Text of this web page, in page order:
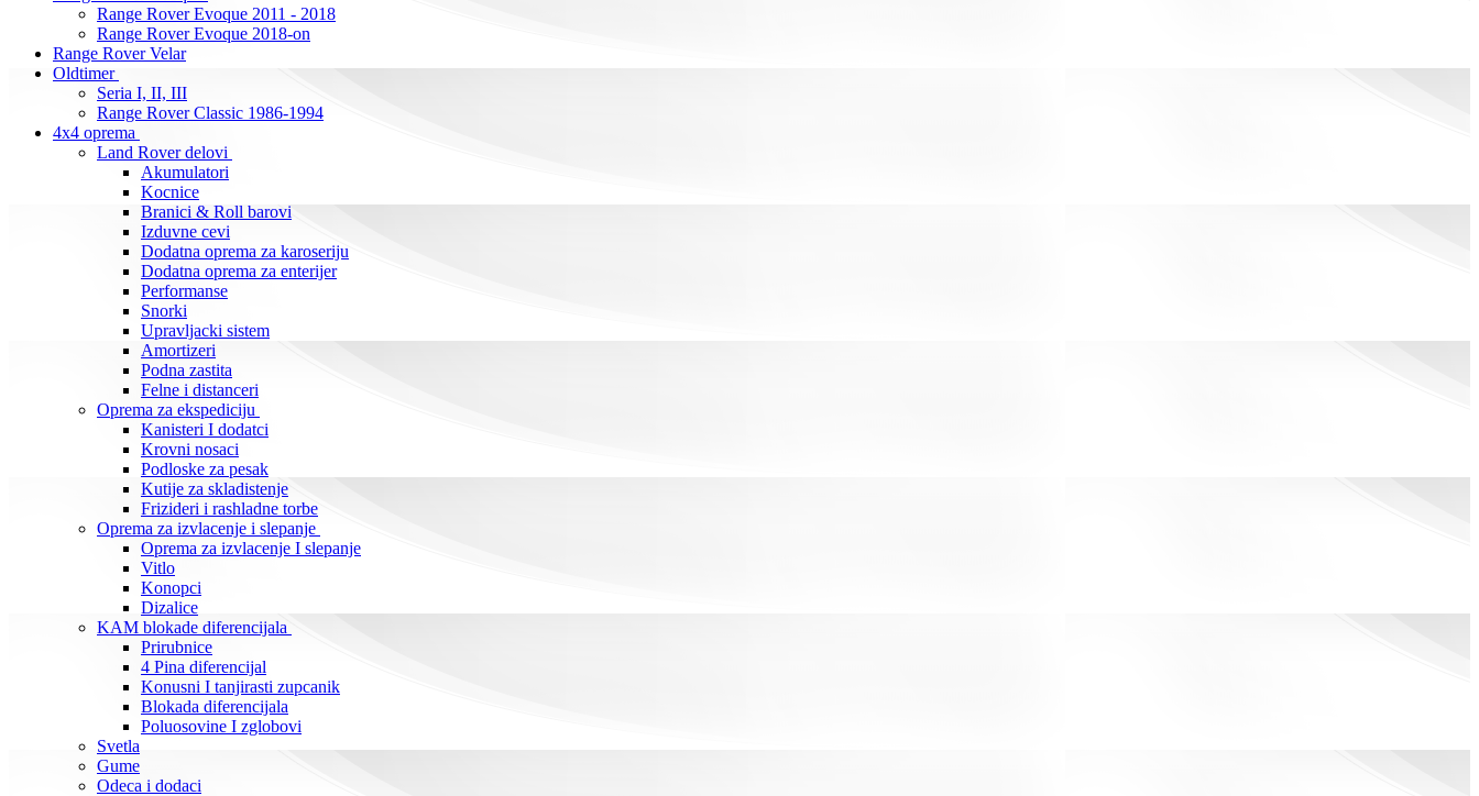
Range Rover Evoque 2011 - 2018
Range Rover Evoque 2018-on
Range Rover Velar
Oldtimer
Seria I, II, III
Range Rover Classic 1986-1994
4x4 oprema
Land Rover delovi
Akumulatori
Kocnice
Branici & Roll barovi
Izduvne cevi
Dodatna oprema za karoseriju
Dodatna oprema za enterijer
Performanse
Snorki
Upravljacki sistem
Amortizeri
Podna zastita
Felne i distanceri
Oprema za ekspediciju
Kanisteri I dodatci
Krovni nosaci
Podloske za pesak
Kutije za skladistenje
Frizideri i rashladne torbe
Oprema za izvlacenje i slepanje
Oprema za izvlacenje I slepanje
Vitlo
Konopci
Dizalice
KAM blokade diferencijala
Prirubnice
4 Pina diferencijal
Konusni I tanjirasti zupcanik
Blokada diferencijala
Poluosovine I zglobovi
Svetla
Gume
Odeca i dodaci